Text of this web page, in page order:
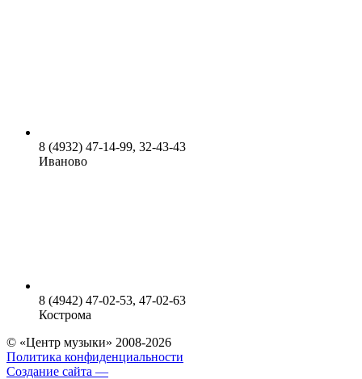
8 (4932) 47-14-99, 32-43-43
Иваново
8 (4942) 47-02-53, 47-02-63
Кострома
© «Центр музыки» 2008-2026
Политика конфиденциальности
Создание сайта —